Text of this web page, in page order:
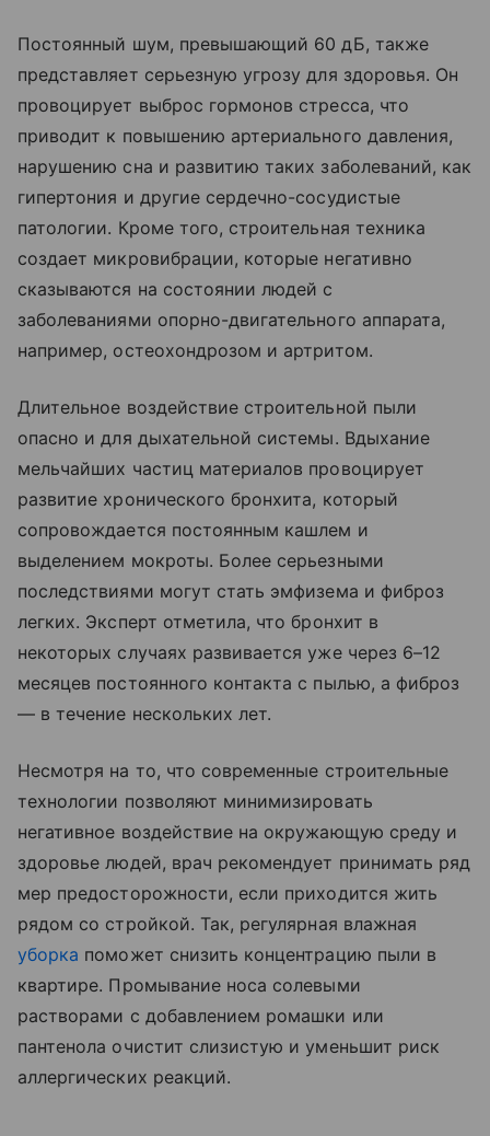
Постоянный шум, превышающий 60 дБ, также
представляет серьезную угрозу для здоровья. Он
провоцирует выброс гормонов стресса, что
приводит к повышению артериального давления,
нарушению сна и развитию таких заболеваний, как
гипертония и другие сердечно-сосудистые
патологии. Кроме того, строительная техника
создает микровибрации, которые негативно
сказываются на состоянии людей с
заболеваниями опорно-двигательного аппарата,
например, остеохондрозом и артритом.
Длительное воздействие строительной пыли
опасно и для дыхательной системы. Вдыхание
мельчайших частиц материалов провоцирует
развитие хронического бронхита, который
сопровождается постоянным кашлем и
выделением мокроты. Более серьезными
последствиями могут стать эмфизема и фиброз
легких. Эксперт отметила, что бронхит в
некоторых случаях развивается уже через 6–12
месяцев постоянного контакта с пылью, а фиброз
— в течение нескольких лет.
Несмотря на то, что современные строительные
технологии позволяют минимизировать
негативное воздействие на окружающую среду и
здоровье людей, врач рекомендует принимать ряд
мер предосторожности, если приходится жить
рядом со стройкой. Так, регулярная влажная
уборка поможет снизить концентрацию пыли в
квартире. Промывание носа солевыми
растворами с добавлением ромашки или
пантенола очистит слизистую и уменьшит риск
аллергических реакций.